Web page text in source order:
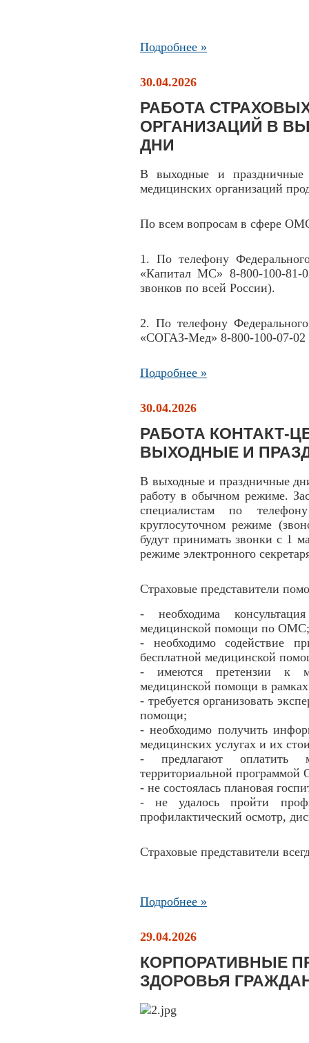
Подробнее »
30.04.2026
РАБОТА
ОРГАНИЗАЦИЙ В
ДНИ
В выходные и праздничные
медицинских организаций
По всем вопросам в сфере
1. По телефону
«Капитал МС» 8-800-100-81-
звонков по всей России).
2. По телефону
«СОГАЗ-Мед» 8-800-100-07-02
Подробнее »
30.04.2026
РАБОТА КОНТАКТ-
ВЫХОДНЫЕ И
В выходные и праздничные
работу в обычном режиме.
специалистам по
круглосуточном режиме
будут принимать звонки с 1
режиме электронного
Страховые представители
- необходима
медицинской помощи по ОМС;
- необходимо содействие
бесплатной медицинской
- имеются претензии к
медицинской помощи в
- требуется организовать
помощи;
- необходимо получить
медицинских услугах и их
- предлагают оплатить
территориальной
- не состоялась плановая
- не удалось пройти
профилактический осмотр,
Страховые представители
Подробнее »
29.04.2026
КОРПОРАТИВНЫЕ
ЗДОРОВЬЯ